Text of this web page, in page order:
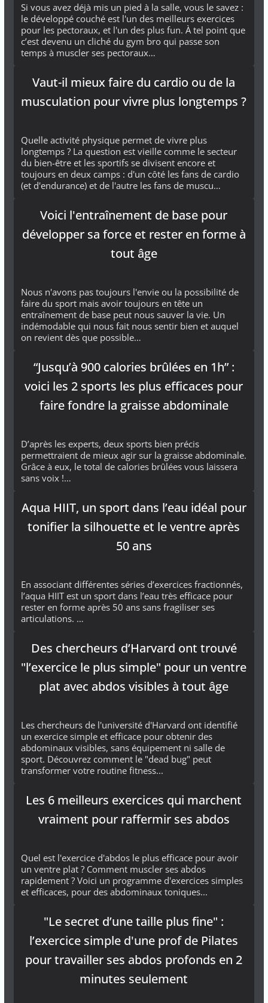
Si vous avez déjà mis un pied à la salle, vous le savez :
le développé couché est l'un des meilleurs exercices
pour les pectoraux, et l'un des plus fun. À tel point que
c’est devenu un cliché du gym bro qui passe son
temps à muscler ses pectoraux…
Vaut-il mieux faire du cardio ou de la
musculation pour vivre plus longtemps ?
Quelle activité physique permet de vivre plus
longtemps ? La question est vieille comme le secteur
du bien-être et les sportifs se divisent encore et
toujours en deux camps : d'un côté les fans de cardio
(et d'endurance) et de l'autre les fans de muscu…
Voici l'entraînement de base pour
développer sa force et rester en forme à
tout âge
Nous n'avons pas toujours l'envie ou la possibilité de
faire du sport mais avoir toujours en tête un
entraînement de base peut nous sauver la vie. Un
indémodable qui nous fait nous sentir bien et auquel
on revient dès que possible…
“Jusqu’à 900 calories brûlées en 1h” :
voici les 2 sports les plus efficaces pour
faire fondre la graisse abdominale
D’après les experts, deux sports bien précis
permettraient de mieux agir sur la graisse abdominale.
Grâce à eux, le total de calories brûlées vous laissera
sans voix !…
Aqua HIIT, un sport dans l’eau idéal pour
tonifier la silhouette et le ventre après
50 ans
En associant différentes séries d’exercices fractionnés,
l’aqua HIIT est un sport dans l’eau très efficace pour
rester en forme après 50 ans sans fragiliser ses
articulations. …
Des chercheurs d’Harvard ont trouvé
"l’exercice le plus simple" pour un ventre
plat avec abdos visibles à tout âge
Les chercheurs de l'université d'Harvard ont identifié
un exercice simple et efficace pour obtenir des
abdominaux visibles, sans équipement ni salle de
sport. Découvrez comment le "dead bug" peut
transformer votre routine fitness...
Les 6 meilleurs exercices qui marchent
vraiment pour raffermir ses abdos
Quel est l'exercice d'abdos le plus efficace pour avoir
un ventre plat ? Comment muscler ses abdos
rapidement ? Voici un programme d'exercices simples
et efficaces, pour des abdominaux toniques...
"Le secret d’une taille plus fine" :
l’exercice simple d'une prof de Pilates
pour travailler ses abdos profonds en 2
minutes seulement